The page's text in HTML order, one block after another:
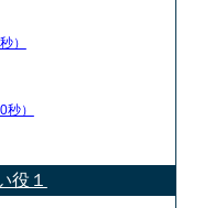
）
秒）
役１